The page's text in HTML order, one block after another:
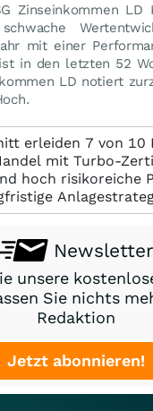
Zinseinkommen LD
mit einer
in den letzten 52
LD notiert
erleiden 7 von 10
mit Turbo-
hoch risikoreiche
Newsletter
unsere
Sie nichts
Redaktion
Jetzt abonnieren!